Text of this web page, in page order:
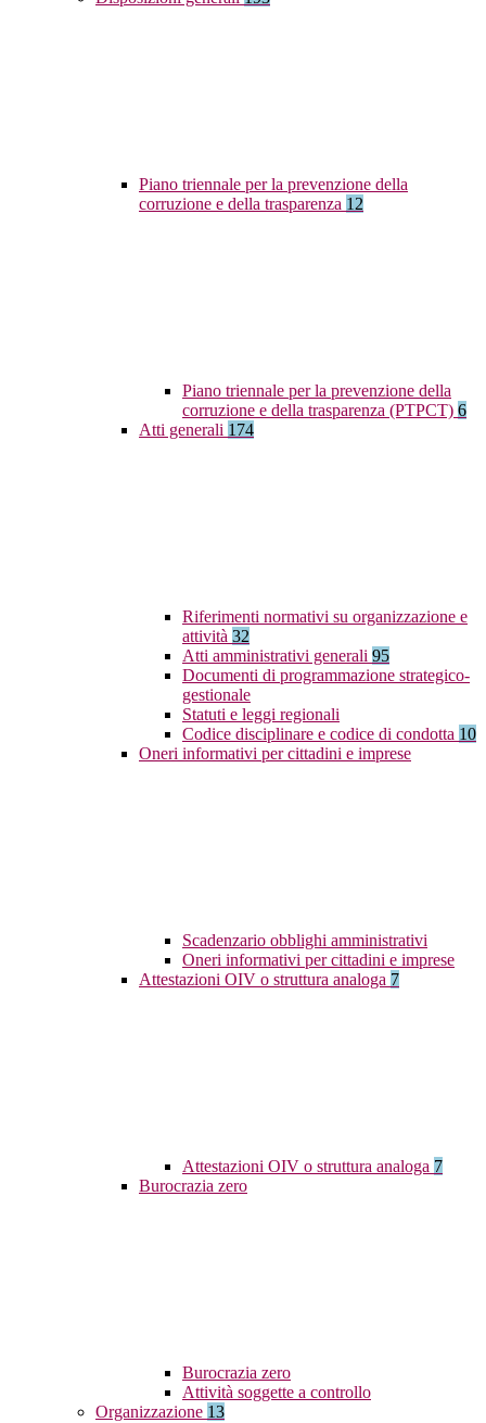
Piano triennale per la prevenzione della
corruzione e della trasparenza 12
Piano triennale per la prevenzione della
corruzione e della trasparenza (PTPCT) 6
Atti generali 174
Riferimenti normativi su organizzazione e
attività 32
Atti amministrativi generali 95
Documenti di programmazione strategico-
gestionale
Statuti e leggi regionali
Codice disciplinare e codice di condotta 10
Oneri informativi per cittadini e imprese
Scadenzario obblighi amministrativi
Oneri informativi per cittadini e imprese
Attestazioni OIV o struttura analoga 7
Attestazioni OIV o struttura analoga 7
Burocrazia zero
Burocrazia zero
Attività soggette a controllo
Organizzazione 13